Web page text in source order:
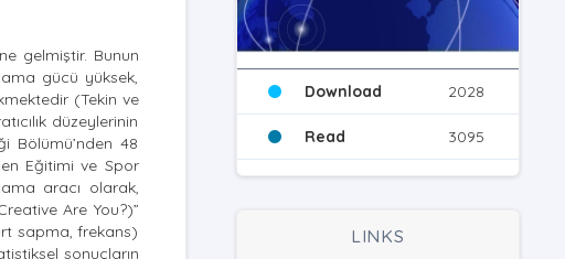
gelmiştir. Bunun
gücü yüksek,
(Tekin ve
düzeylerinin
Bölümü’nden 48
Eğitimi ve Spor
aracı olarak,
Are You?)”
sapma, frekans)
sonuçların
Download 2028
Read 3095
LINKS